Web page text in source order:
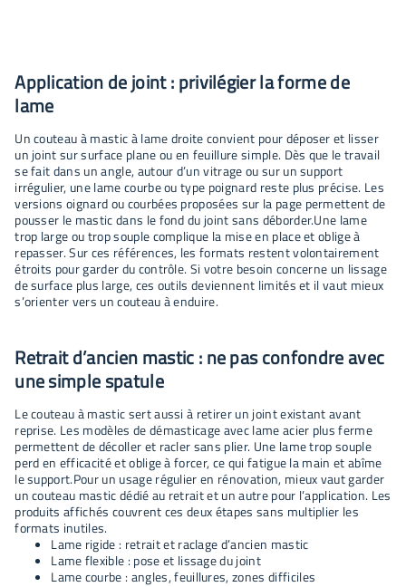
Application de joint : privilégier la forme de
lame
Un couteau à mastic à lame droite convient pour déposer et lisser
un joint sur surface plane ou en feuillure simple. Dès que le travail
se fait dans un angle, autour d’un vitrage ou sur un support
irrégulier, une lame courbe ou type poignard reste plus précise. Les
versions oignard ou courbées proposées sur la page permettent de
pousser le mastic dans le fond du joint sans déborder.Une lame
trop large ou trop souple complique la mise en place et oblige à
repasser. Sur ces références, les formats restent volontairement
étroits pour garder du contrôle. Si votre besoin concerne un lissage
de surface plus large, ces outils deviennent limités et il vaut mieux
s’orienter vers un couteau à enduire.
Retrait d’ancien mastic : ne pas confondre avec
une simple spatule
Le couteau à mastic sert aussi à retirer un joint existant avant
reprise. Les modèles de démasticage avec lame acier plus ferme
permettent de décoller et racler sans plier. Une lame trop souple
perd en efficacité et oblige à forcer, ce qui fatigue la main et abîme
le support.Pour un usage régulier en rénovation, mieux vaut garder
un couteau mastic dédié au retrait et un autre pour l’application. Les
produits affichés couvrent ces deux étapes sans multiplier les
formats inutiles.
Lame rigide : retrait et raclage d’ancien mastic
Lame flexible : pose et lissage du joint
Lame courbe : angles, feuillures, zones difficiles